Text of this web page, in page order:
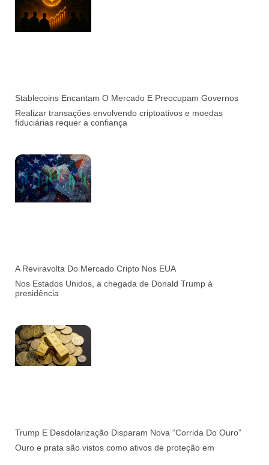
Stablecoins Encantam O Mercado E Preocupam Governos
Realizar transações envolvendo criptoativos e moedas
fiduciárias requer a confiança
A Reviravolta Do Mercado Cripto Nos EUA
Nos Estados Unidos, a chegada de Donald Trump à
presidência
Trump E Desdolarização Disparam Nova “corrida Do Ouro”
Ouro e prata são vistos como ativos de proteção em